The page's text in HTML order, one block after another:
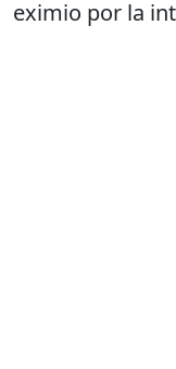
eximio por la